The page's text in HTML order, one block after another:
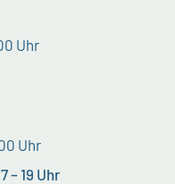
Uhr
Uhr
– 19 Uhr